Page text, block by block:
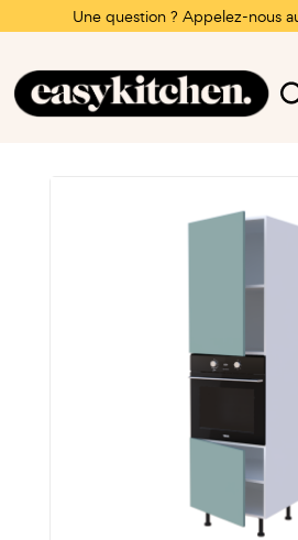
Une question ? Appelez-nous